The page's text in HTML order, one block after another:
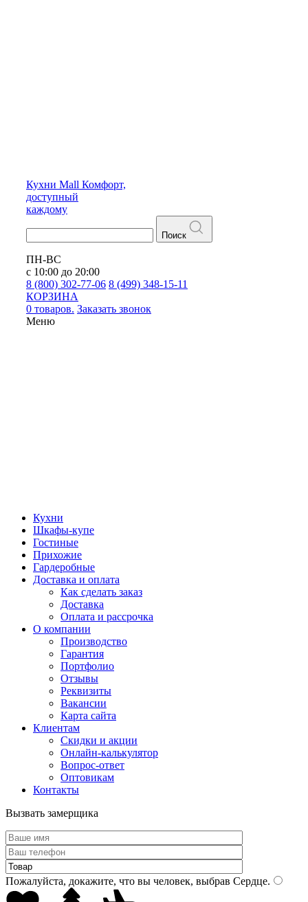
Кухни Mall Комфорт,
доступный
каждому
Поиск
ПН-ВС
с 10:00 до 20:00
8 (800) 302-77-06 8 (499) 348-15-11
КОРЗИНА
0 товаров. Заказать звонок
Меню
Кухни
Шкафы-купе
Гостиные
Прихожие
Гардеробные
Доставка и оплата
Как сделать заказ
Доставка
Оплата и рассрочка
О компании
Производство
Гарантия
Портфолио
Отзывы
Реквизиты
Вакансии
Карта сайта
Клиентам
Скидки и акции
Онлайн-калькулятор
Вопрос-ответ
Оптовикам
Контакты
Вызвать замерщика
Пожалуйста, докажите, что вы человек, выбрав Сердце.